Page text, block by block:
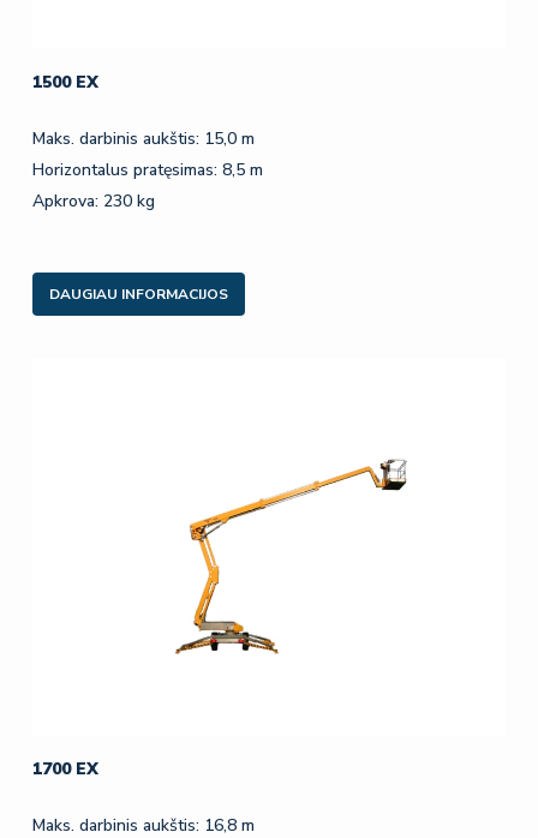
1500 EX
Maks. darbinis aukštis: 15,0 m
Horizontalus pratęsimas: 8,5 m
Apkrova: 230 kg
DAUGIAU INFORMACIJOS
1700 EX
Maks. darbinis aukštis: 16,8 m